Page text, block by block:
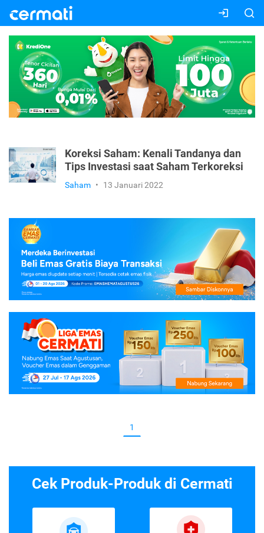
Koreksi Saham: Kenali Tandanya dan
Tips Investasi saat Saham Terkoreksi
Saham • 13 Januari 2022
1
Cek Produk-Produk di Cermati